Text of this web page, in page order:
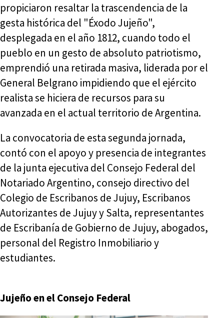
propiciaron resaltar la trascendencia de la
gesta histórica del "Éxodo Jujeño",
desplegada en el año 1812, cuando todo el
pueblo en un gesto de absoluto patriotismo,
emprendió una retirada masiva, liderada por el
General Belgrano impidiendo que el ejército
realista se hiciera de recursos para su
avanzada en el actual territorio de Argentina.
La convocatoria de esta segunda jornada,
contó con el apoyo y presencia de integrantes
de la junta ejecutiva del Consejo Federal del
Notariado Argentino, consejo directivo del
Colegio de Escribanos de Jujuy, Escribanos
Autorizantes de Jujuy y Salta, representantes
de Escribanía de Gobierno de Jujuy, abogados,
personal del Registro Inmobiliario y
estudiantes.
Jujeño en el Consejo Federal